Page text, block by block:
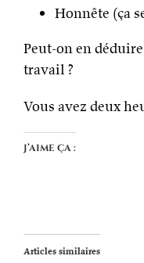
Honnête (ça
Peut-on en
travail ?
Vous avez deux
J’aime ça :
Articles similaires